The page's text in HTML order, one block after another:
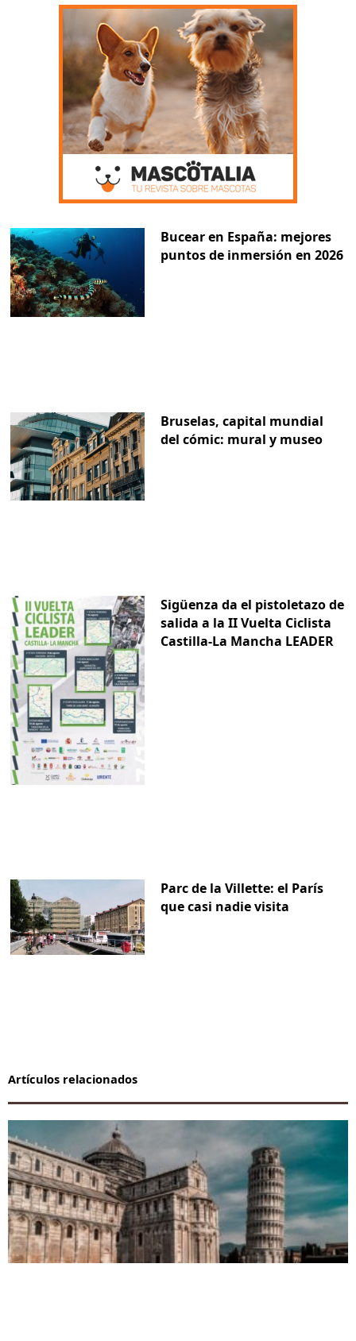
Bucear en España: mejores
puntos de inmersión en 2026
Bruselas, capital mundial
del cómic: mural y museo
Sigüenza da el pistoletazo de
salida a la II Vuelta Ciclista
Castilla-La Mancha LEADER
Parc de la Villette: el París
que casi nadie visita
Artículos relacionados